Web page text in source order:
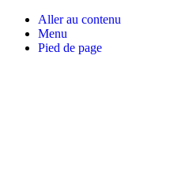
Aller au contenu
Menu
Pied de page